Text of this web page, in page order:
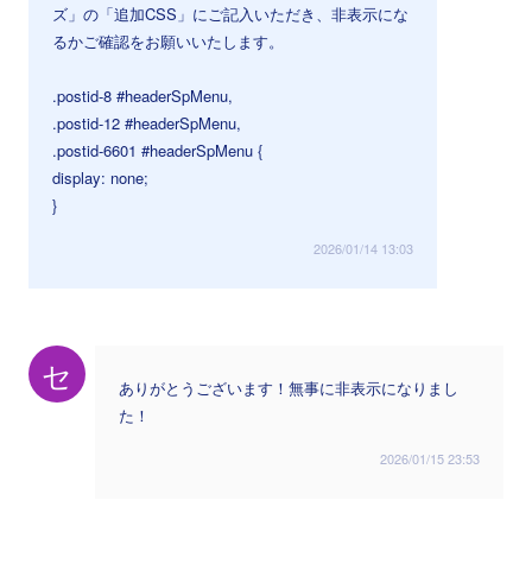
ズ」の「追加CSS」にご記入いただき、非表示にな
るかご確認をお願いいたします。
.postid-8 #headerSpMenu,
.postid-12 #headerSpMenu,
.postid-6601 #headerSpMenu {
display: none;
}
2026/01/14 13:03
セ
ありがとうございます！無事に非表示になりまし
た！
2026/01/15 23:53